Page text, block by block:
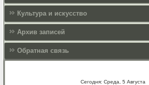
Культура и искусcтво
Архив записей
Обратная связь
Сегодня: Среда, 5 Августа